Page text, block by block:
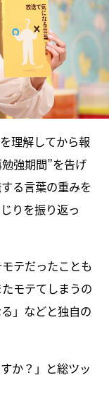
理解してから報
強期間”を告げ
る言葉の重みを
りを振り返っ
テだったことも
モテてしまうの
」などと独自の
か？」と総ツッ